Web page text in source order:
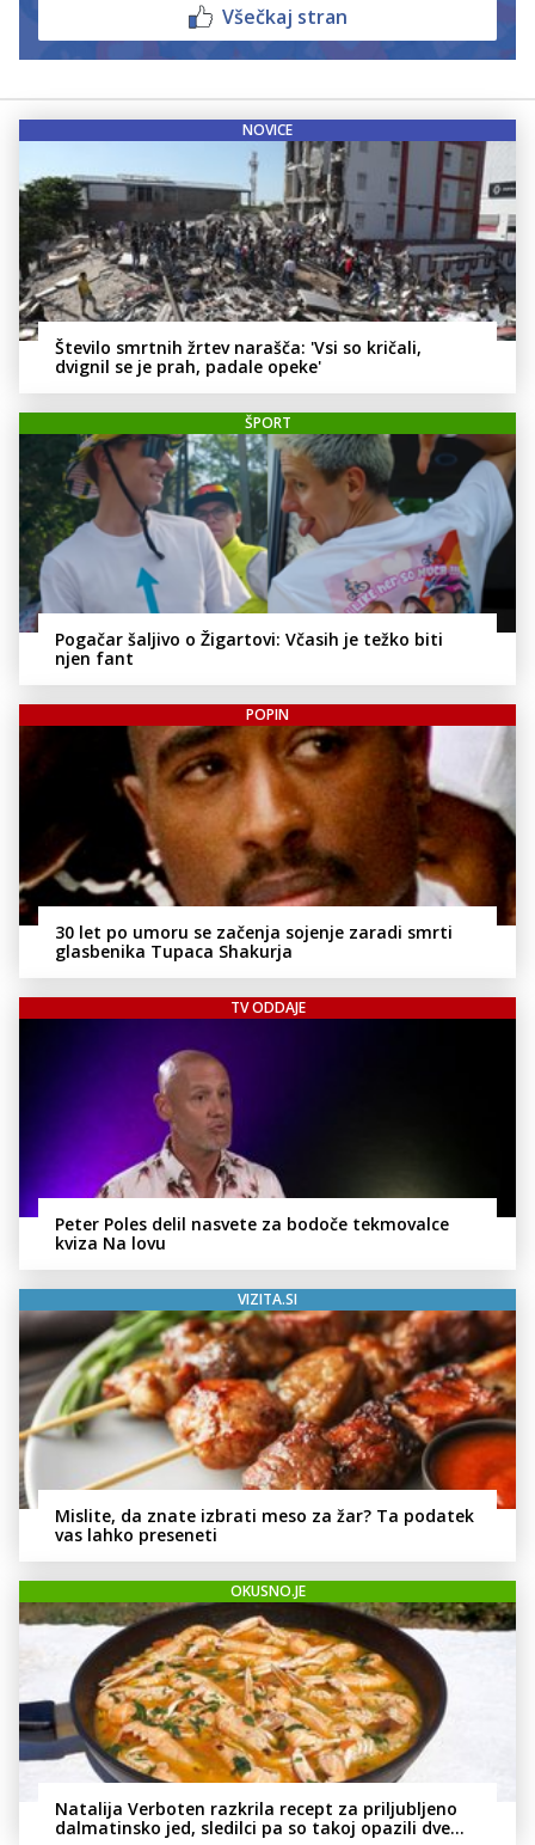
Všečkaj stran
NOVICE
Število smrtnih žrtev narašča: 'Vsi so kričali,
dvignil se je prah, padale opeke'
ŠPORT
Pogačar šaljivo o Žigartovi: Včasih je težko biti
njen fant
POPIN
30 let po umoru se začenja sojenje zaradi smrti
glasbenika Tupaca Shakurja
TV ODDAJE
Peter Poles delil nasvete za bodoče tekmovalce
kviza Na lovu
VIZITA.SI
Mislite, da znate izbrati meso za žar? Ta podatek
vas lahko preseneti
OKUSNO.JE
Natalija Verboten razkrila recept za priljubljeno
dalmatinsko jed, sledilci pa so takoj opazili dve